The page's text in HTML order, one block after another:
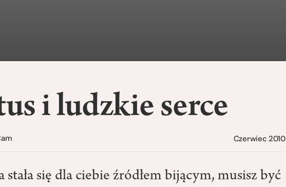
i ludzkie serce
Czerwiec 2010
stała się dla ciebie źródłem bijącym, musisz być